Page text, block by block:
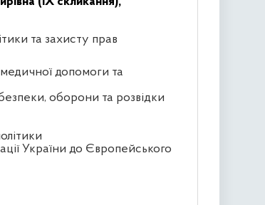
та захисту прав
допомоги та
оборони та розвідки
України до Європейського